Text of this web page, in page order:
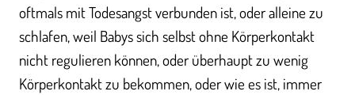
oftmals mit Todesangst verbunden ist, oder alleine zu
schlafen, weil Babys sich selbst ohne Körperkontakt
nicht regulieren können, oder überhaupt zu wenig
Körperkontakt zu bekommen, oder wie es ist, immer